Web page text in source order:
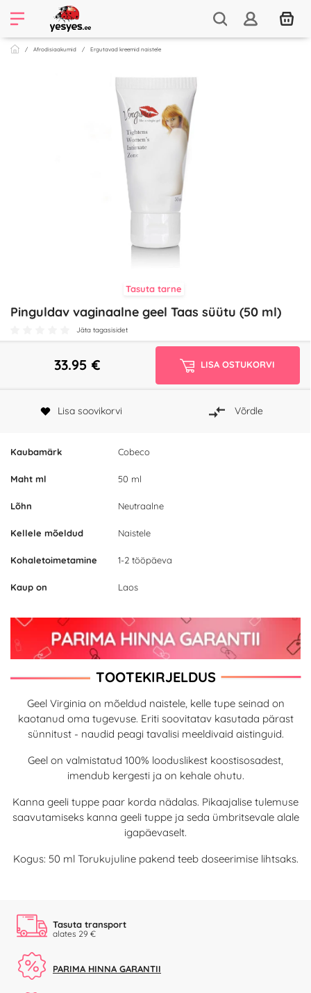
Afrodisiaakumid Ergutavad kreemid naistele
Tasuta tarne
Pinguldav vaginaalne geel Taas süütu (50 ml)
Jäta tagasisidet
Kaubamärk Cobeco
Maht ml 50 ml
Lõhn Neutraalne
Kellele mõeldud Naistele
Kohaletoimetamine 1-2 tööpäeva
Kaup on Laos
33.95 € LISA OSTUKORVI
Lisa soovikorvi Võrdle
TOOTEKIRJELDUS
Geel Virginia on mõeldud naistele, kelle tupe seinad on
kaotanud oma tugevuse. Eriti soovitatav kasutada pärast
sünnitust - naudid peagi tavalisi meeldivaid aistinguid.
Geel on valmistatud 100% looduslikest koostisosadest,
imendub kergesti ja on kehale ohutu.
Kanna geeli tuppe paar korda nädalas. Pikaajalise tulemuse
saavutamiseks kanna geeli tuppe ja seda ümbritsevale alale
igapäevaselt.
Kogus: 50 ml Torukujuline pakend teeb doseerimise lihtsaks.
Tasuta transport
alates 29 €
PARIMA HINNA GARANTII